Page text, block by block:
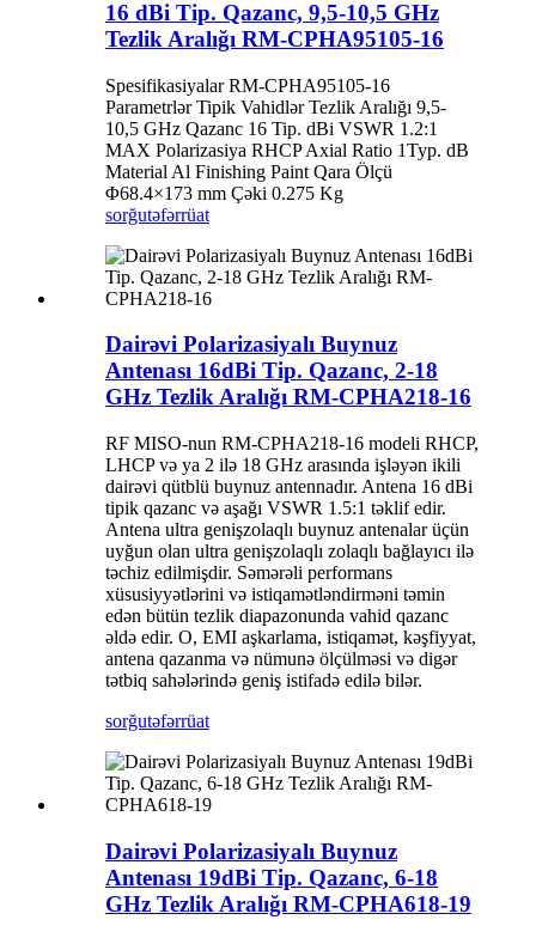
16 dBi Tip. Qazanc, 9,5-10,5 GHz
Tezlik Aralığı RM-CPHA95105-16
Spesifikasiyalar RM-CPHA95105-16
Parametrlər Tipik Vahidlər Tezlik Aralığı 9,5-
10,5 GHz Qazanc 16 Tip. dBi VSWR 1.2:1
MAX Polarizasiya RHCP Axial Ratio 1Typ. dB
Material Al Finishing Paint Qara Ölçü
Φ68.4×173 mm Çəki 0.275 Kg
sorğutəfərrüat
Dairəvi Polarizasiyalı Buynuz
Antenası 16dBi Tip. Qazanc, 2-18
GHz Tezlik Aralığı RM-CPHA218-16
RF MISO-nun RM-CPHA218-16 modeli RHCP,
LHCP və ya 2 ilə 18 GHz arasında işləyən ikili
dairəvi qütblü buynuz antennadır. Antena 16 dBi
tipik qazanc və aşağı VSWR 1.5:1 təklif edir.
Antena ultra genişzolaqlı buynuz antenalar üçün
uyğun olan ultra genişzolaqlı zolaqlı bağlayıcı ilə
təchiz edilmişdir. Səmərəli performans
xüsusiyyətlərini və istiqamətləndirməni təmin
edən bütün tezlik diapazonunda vahid qazanc
əldə edir. O, EMI aşkarlama, istiqamət, kəşfiyyat,
antena qazanma və nümunə ölçülməsi və digər
tətbiq sahələrində geniş istifadə edilə bilər.
sorğutəfərrüat
Dairəvi Polarizasiyalı Buynuz
Antenası 19dBi Tip. Qazanc, 6-18
GHz Tezlik Aralığı RM-CPHA618-19